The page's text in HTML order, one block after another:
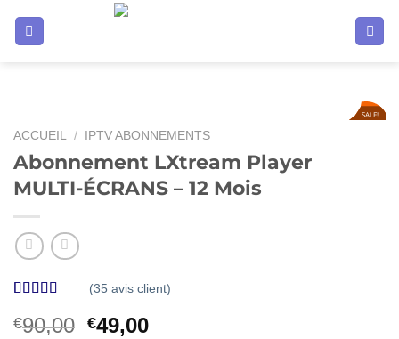
SALE!
ACCUEIL / IPTV ABONNEMENTS
Abonnement LXtream Player
MULTI-ÉCRANS – 12 Mois
sur 5 basé
(35 avis client)
€90,00 Le
€49,00Le